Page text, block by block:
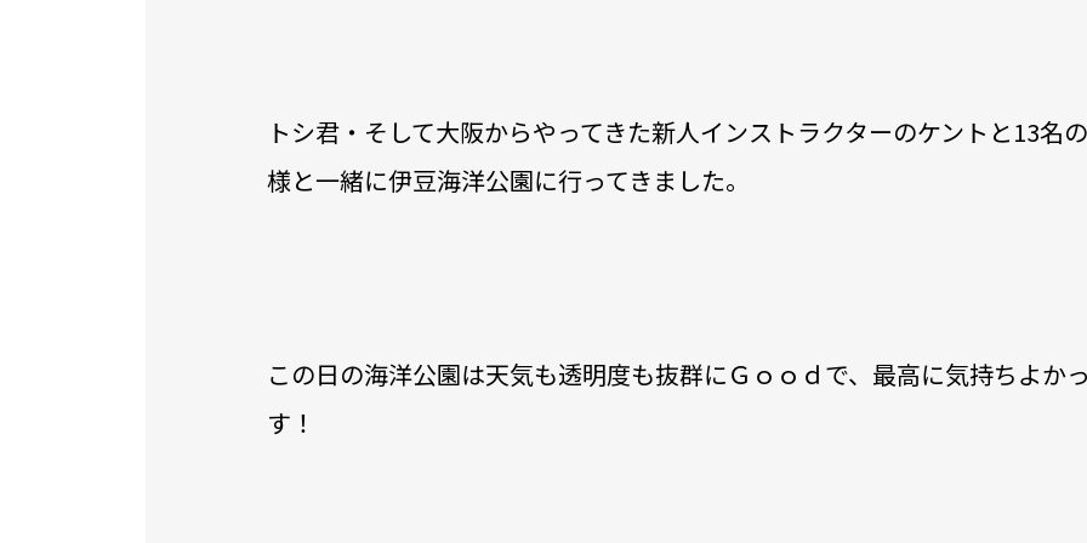
トシ君・そして大阪からやってきた新人インストラクターのケントと13名
様と一緒に伊豆海洋公園に行ってきました。
この日の海洋公園は天気も透明度も抜群にＧｏｏｄで、最高に気持ちよか
す！